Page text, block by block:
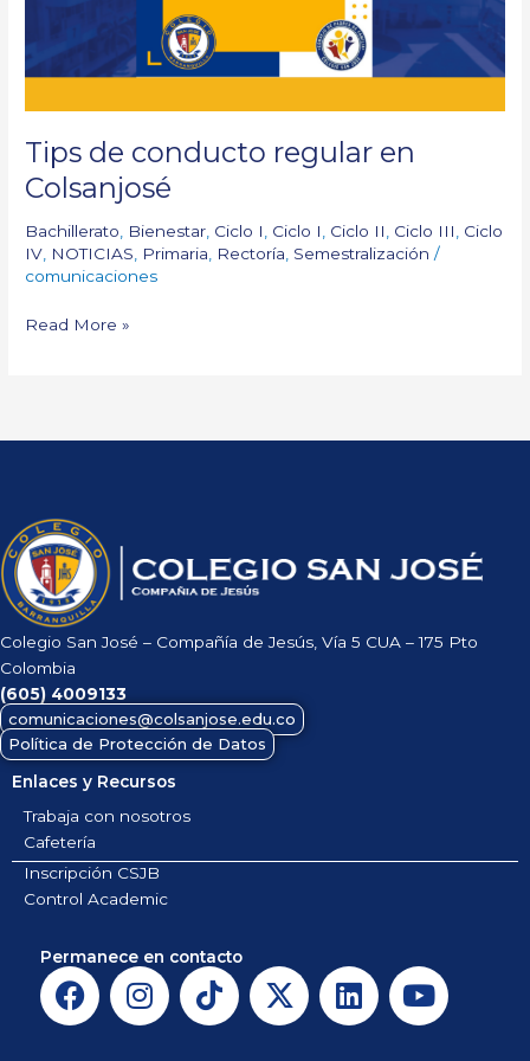
Tips de conducto regular en
Colsanjosé
Bachillerato Bienestar Ciclo I Ciclo I Ciclo II Ciclo III
Ciclo
IV NOTICIAS Primaria Rectoría Semestralización /
comunicaciones
Read More »
Colegio San José – Compañía de Jesús, Vía 5 CUA – 175 Pto
Colombia
(605) 4009133
comunicaciones@colsanjose.edu.co
Política de Protección de Datos
Enlaces y Recursos
Trabaja con nosotros
Cafetería
Inscripción CSJB
Control Academic
Permanece en contacto
F
a
I
n
T
i
X
-
L
i
Y
o